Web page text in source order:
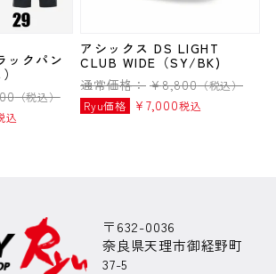
ックパン
（税込）
込
アシックス DS LIGHT
CLUB WIDE（SY/BK)
通常価格： ¥8,800（税込）
Ryu価格
¥ 7,000税込
〒632-0036
奈良県天理市御経野町
37-5